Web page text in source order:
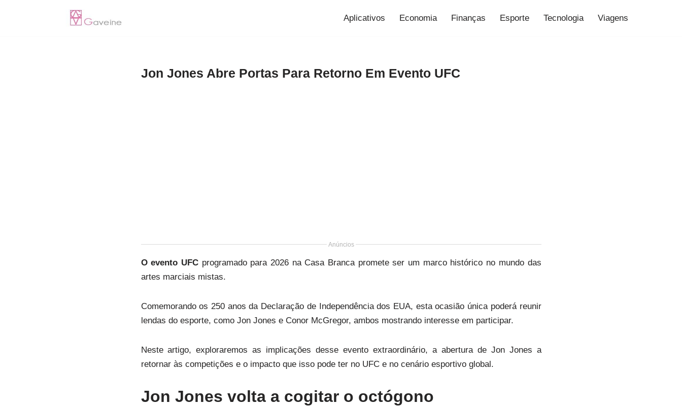
Aplicativos Economia Finanças Esporte Tecnologia Viagens
Jon Jones Abre Portas Para Retorno Em Evento UFC
Anúncios
O evento UFCprogramado para 2026 na Casa Branca promete ser um marco histórico no mundo das
artes marciais mistas.
Comemorando os 250 anos da Declaração de Independência dos EUA, esta ocasião única poderá reunir
lendas do esporte, como Jon Jones e Conor McGregor, ambos mostrando interesse em participar.
Neste artigo, exploraremos as implicações desse evento extraordinário, a abertura de Jon Jones a
retornar às competições e o impacto que isso pode ter no UFC e no cenário esportivo global.
Jon Jones volta a cogitar o octógono